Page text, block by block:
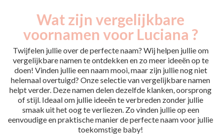
Wat zijn vergelijkbare
voornamen voor Luciana ?
Twijfelen jullie over de perfecte naam? Wij helpen jullie om
vergelijkbare namen te ontdekken en zo meer ideeën op te
doen! Vinden jullie een naam mooi, maar zijn jullie nog niet
helemaal overtuigd? Onze selectie van vergelijkbare namen
helpt verder. Deze namen delen dezelfde klanken, oorsprong
of stijl. Ideaal om jullie ideeën te verbreden zonder jullie
smaak uit het oog te verliezen. Zo vinden jullie op een
eenvoudige en praktische manier de perfecte naam voor jullie
toekomstige baby!